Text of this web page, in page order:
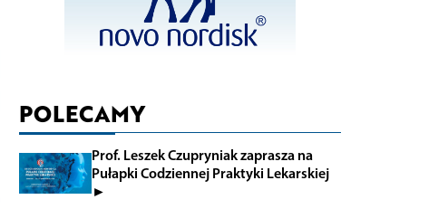
POLECAMY
Prof. Leszek Czupryniak zaprasza na
Pułapki Codziennej Praktyki Lekarskiej
►